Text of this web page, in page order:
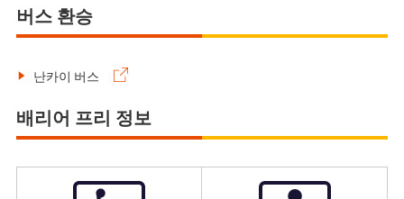
버스 환승
난카이 버스
배리어 프리 정보